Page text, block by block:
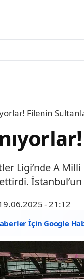
Filenin
Ligi’nde A
- 21:12
İçin Google